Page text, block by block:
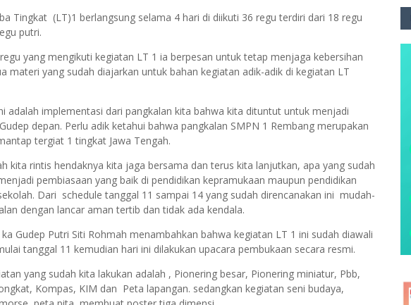
Tingkat (LT)1 berlangsung selama 4 hari di diikuti 36 regu terdiri dari 18 regu
putri.
yang mengikuti kegiatan LT 1 ia berpesan untuk tetap menjaga kebersihan
materi yang sudah diajarkan untuk bahan kegiatan adik-adik di kegiatan LT
adalah implementasi dari pangkalan kita bahwa kita dituntut untuk menjadi
depan. Perlu adik ketahui bahwa pangkalan SMPN 1 Rembang merupakan
tergiat 1 tingkat Jawa Tengah.
kita rintis hendaknya kita jaga bersama dan terus kita lanjutkan, apa yang sudah
pembiasaan yang baik di pendidikan kepramukaan maupun pendidikan
Dari schedule tanggal 11 sampai 14 yang sudah direncanakan ini mudah-
dengan lancar aman tertib dan tidak ada kendala.
Gudep Putri Siti Rohmah menambahkan bahwa kegiatan LT 1 ini sudah diawali
tanggal 11 kemudian hari ini dilakukan upacara pembukaan secara resmi.
yang sudah kita lakukan adalah , Pionering besar, Pionering miniatur, Pbb,
Kompas, KIM dan Peta lapangan. sedangkan kegiatan seni budaya,